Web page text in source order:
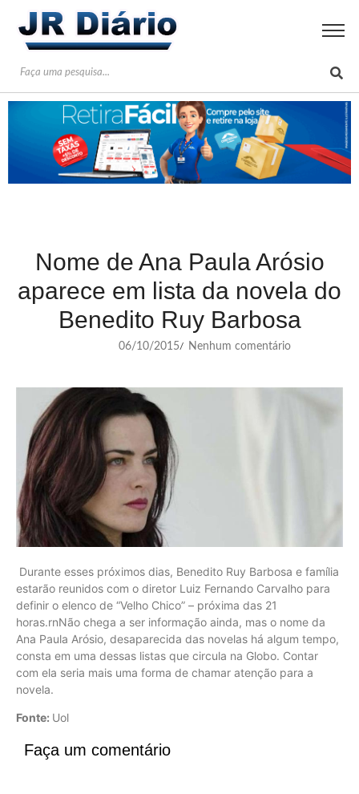
Nome de Ana Paula Arósio
aparece em lista da novela do
Benedito Ruy Barbosa
06/10/2015/ Nenhum comentário
Durante esses próximos dias, Benedito Ruy Barbosa e família
estarão reunidos com o diretor Luiz Fernando Carvalho para
definir o elenco de “Velho Chico” – próxima das 21
horas.rnNão chega a ser informação ainda, mas o nome da
Ana Paula Arósio, desaparecida das novelas há algum tempo,
consta em uma dessas listas que circula na Globo. Contar
com ela seria mais uma forma de chamar atenção para a
novela.
Fonte: Uol
Faça um comentário